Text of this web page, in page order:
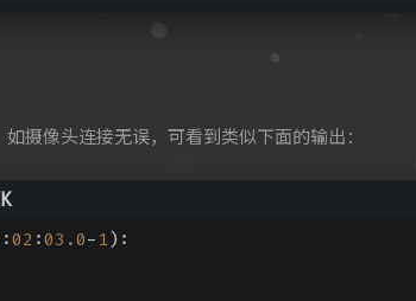
摄像头连接无误，可看到类似下面的输出：
:02 :03.0- 1):